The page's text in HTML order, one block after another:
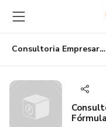
para
o
conteúdo
principal
para
o
pagamento
para
o
rodapé
Consultoria Empresarial Individual - Fórmula do Poder (Plano Exclusive)